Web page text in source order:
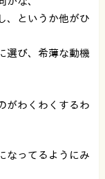
、というか他がひ
選び、希薄な動機
がわくわくするわ
なってるようにみ